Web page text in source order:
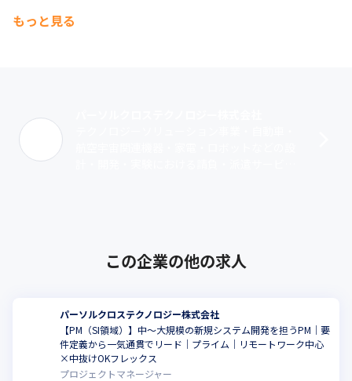
材マネジメント力の強化など様々な取り組みを行っています。
その「人」の力こそが、生産性の向上、成果に結びついていま
開発力など多くのノウハウを培ってまいりました。
そのノウハウを独自のプロジェクト運用メソッド「iBiQ」や開発
標準にも落とし込み、活用しています。プロジェクトを成功に導
テム開発だけでなく、多くのお客様の業務課題を高い技術力と高
品質なシステムで解決しています。またRPAやAI、IoTなど、最新
■「はたらいて、笑おう。」
わたしたちは、人・プロセスデザイン・テクノロジーの力で、お
客さまのビジネスプロセスに変革をもたらし、人と組織の生産性
を高めていきます。
もっと見る
この企業の他の求人
パーソルクロステクノロジー株式会社
【PM（SI領域）】中～大規模の新規システム開発を担うPM｜要
件定義から一気通貫でリード｜プライム｜リモートワーク中心
×中抜けOKフレックス
プロジェクトマネージャー